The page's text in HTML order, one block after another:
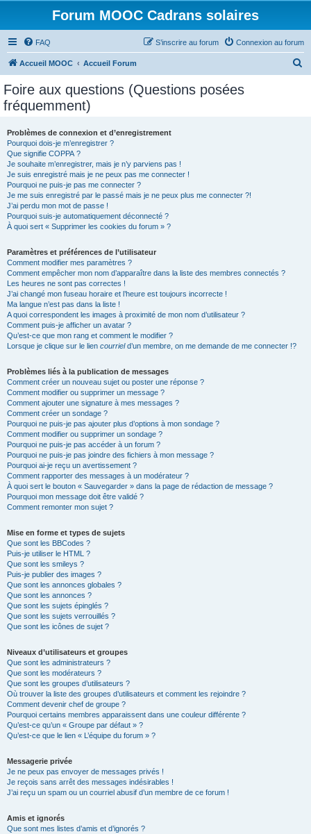
Forum MOOC Cadrans solaires
FAQ Connexion au forum
S’inscrire au forum
Accueil MOOC Accueil Forum
Foire aux questions (Questions posées
fréquemment)
Problèmes de connexion et d’enregistrement
Pourquoi dois-je m’enregistrer ?
Que signifie COPPA ?
Je souhaite m’enregistrer, mais je n’y parviens pas !
Je suis enregistré mais je ne peux pas me connecter !
Pourquoi ne puis-je pas me connecter ?
Je me suis enregistré par le passé mais je ne peux plus me connecter ?!
J’ai perdu mon mot de passe !
Pourquoi suis-je automatiquement déconnecté ?
À quoi sert « Supprimer les cookies du forum » ?
Paramètres et préférences de l’utilisateur
Comment modifier mes paramètres ?
Comment empêcher mon nom d’apparaître dans la liste des membres connectés ?
Les heures ne sont pas correctes !
J’ai changé mon fuseau horaire et l’heure est toujours incorrecte !
Ma langue n’est pas dans la liste !
A quoi correspondent les images à proximité de mon nom d’utilisateur ?
Comment puis-je afficher un avatar ?
Qu’est-ce que mon rang et comment le modifier ?
Lorsque je clique sur le lien courrield’un membre, on me demande de me connecter !?
Problèmes liés à la publication de messages
Comment créer un nouveau sujet ou poster une réponse ?
Comment modifier ou supprimer un message ?
Comment ajouter une signature à mes messages ?
Comment créer un sondage ?
Pourquoi ne puis-je pas ajouter plus d’options à mon sondage ?
Comment modifier ou supprimer un sondage ?
Pourquoi ne puis-je pas accéder à un forum ?
Pourquoi ne puis-je pas joindre des fichiers à mon message ?
Pourquoi ai-je reçu un avertissement ?
Comment rapporter des messages à un modérateur ?
À quoi sert le bouton « Sauvegarder » dans la page de rédaction de message ?
Pourquoi mon message doit être validé ?
Comment remonter mon sujet ?
Mise en forme et types de sujets
Que sont les BBCodes ?
Puis-je utiliser le HTML ?
Que sont les smileys ?
Puis-je publier des images ?
Que sont les annonces globales ?
Que sont les annonces ?
Que sont les sujets épinglés ?
Que sont les sujets verrouillés ?
Que sont les icônes de sujet ?
Niveaux d’utilisateurs et groupes
Que sont les administrateurs ?
Que sont les modérateurs ?
Que sont les groupes d’utilisateurs ?
Où trouver la liste des groupes d’utilisateurs et comment les rejoindre ?
Comment devenir chef de groupe ?
Pourquoi certains membres apparaissent dans une couleur différente ?
Qu’est-ce qu’un « Groupe par défaut » ?
Qu’est-ce que le lien « L’équipe du forum » ?
Messagerie privée
Je ne peux pas envoyer de messages privés !
Je reçois sans arrêt des messages indésirables !
J’ai reçu un spam ou un courriel abusif d’un membre de ce forum !
Amis et ignorés
Que sont mes listes d’amis et d’ignorés ?